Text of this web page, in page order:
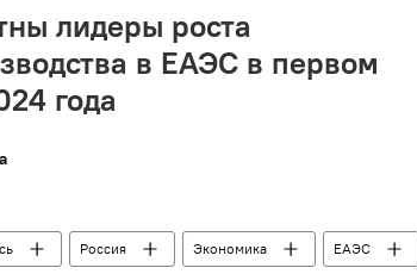
лидеры роста
в ЕАЭС в первом
года
Россия Экономика
ЕАЭС